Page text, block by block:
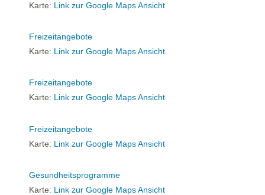
Karte: Link zur Google Maps Ansicht
Freizeitangebote
Karte: Link zur Google Maps Ansicht
Freizeitangebote
Karte: Link zur Google Maps Ansicht
Freizeitangebote
Karte: Link zur Google Maps Ansicht
Gesundheitsprogramme
Karte: Link zur Google Maps Ansicht